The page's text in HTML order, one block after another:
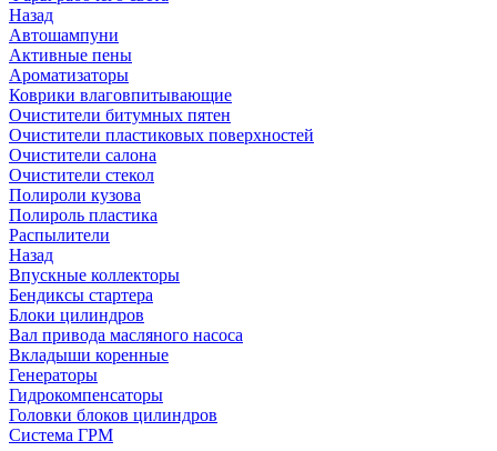
Назад
Автошампуни
Активные пены
Ароматизаторы
Коврики влаговпитывающие
Очистители битумных пятен
Очистители пластиковых поверхностей
Очистители салона
Очистители стекол
Полироли кузова
Полироль пластика
Распылители
Назад
Впускные коллекторы
Бендиксы стартера
Блоки цилиндров
Вал привода масляного насоса
Вкладыши коренные
Генераторы
Гидрокомпенсаторы
Головки блоков цилиндров
Система ГРМ